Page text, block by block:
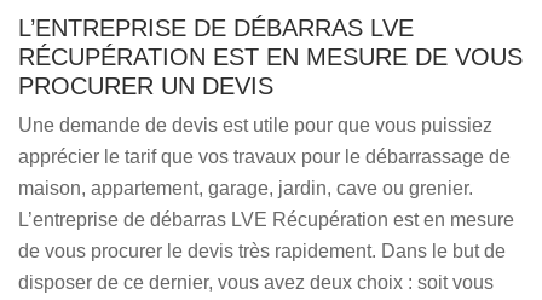
L’ENTREPRISE DE DÉBARRAS LVE
RÉCUPÉRATION EST EN MESURE DE VOUS
PROCURER UN DEVIS
Une demande de devis est utile pour que vous puissiez
apprécier le tarif que vos travaux pour le débarrassage de
maison, appartement, garage, jardin, cave ou grenier.
L’entreprise de débarras LVE Récupération est en mesure
de vous procurer le devis très rapidement. Dans le but de
disposer de ce dernier, vous avez deux choix : soit vous